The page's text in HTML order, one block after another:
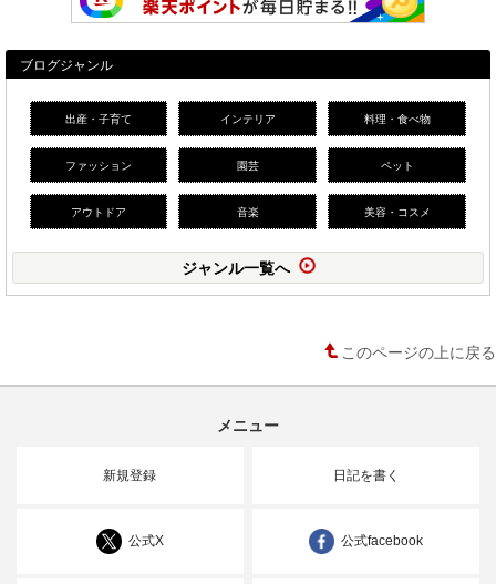
ブログジャンル
出産・子育て インテリア 料理・食べ物
ファッション 園芸 ペット
アウトドア 音楽 美容・コスメ
ジャンル一覧へ
このページの上に戻る
メニュー
新規登録 日記を書く
公式X 公式facebook